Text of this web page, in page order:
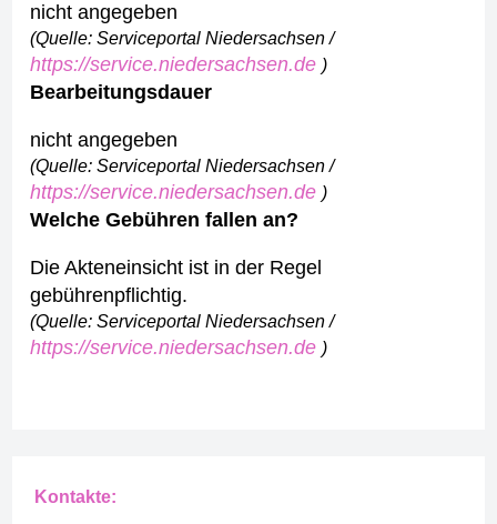
nicht angegeben
(Quelle: Serviceportal Niedersachsen /
https://service.niedersachsen.de )
Bearbeitungsdauer
nicht angegeben
(Quelle: Serviceportal Niedersachsen /
https://service.niedersachsen.de )
Welche Gebühren fallen an?
Die Akteneinsicht ist in der Regel
gebührenpflichtig.
(Quelle: Serviceportal Niedersachsen /
https://service.niedersachsen.de )
Kontakte: